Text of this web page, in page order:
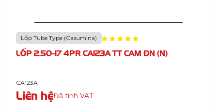
Lốp Tube Type (Casumina)
LỐP 2.50-17 4PR CA123A TT CAM ĐN (N)
CA123A
Liên hệĐã tính VAT